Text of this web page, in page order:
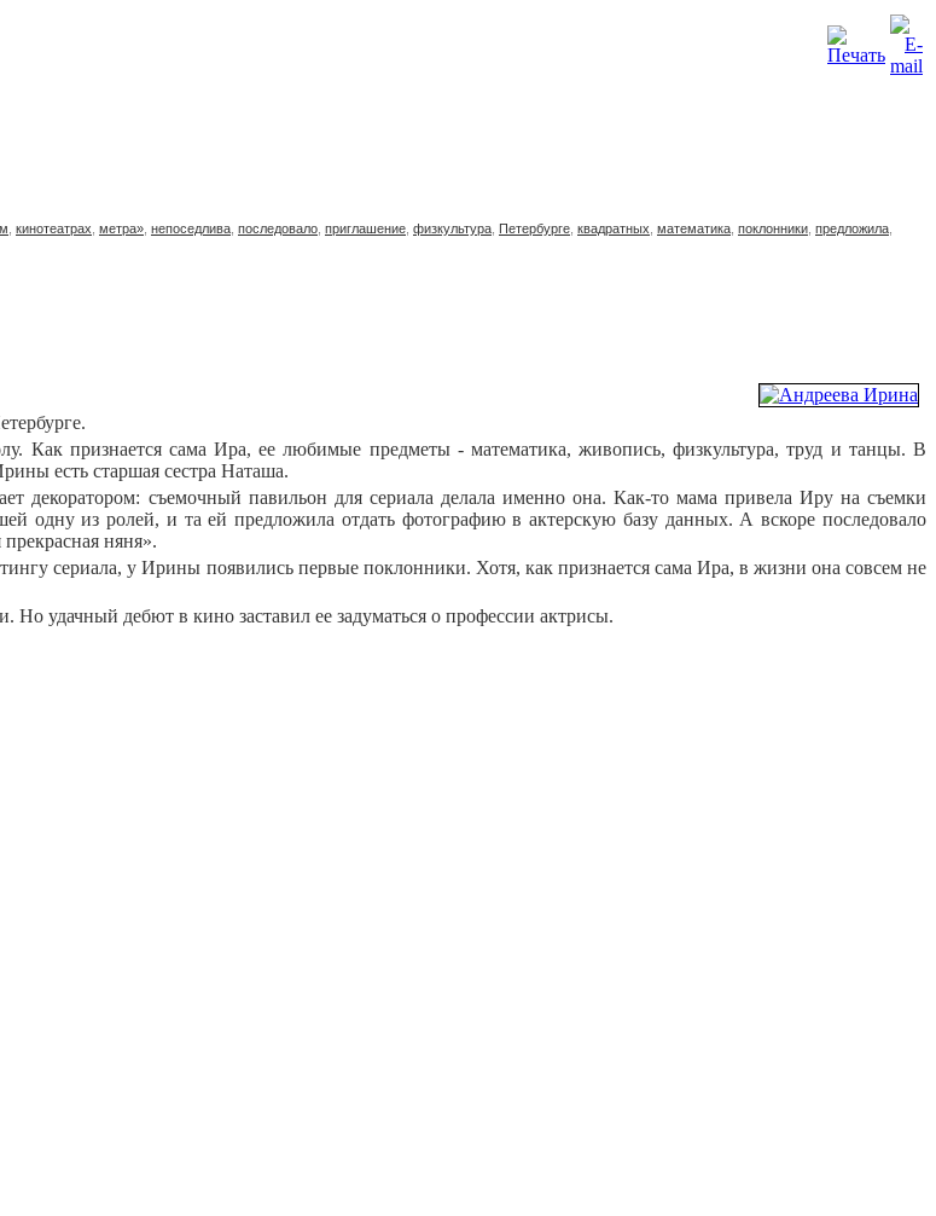
кинотеатрах метра» непоседлива последовало приглашение физкультура Петербурге квадратных математика поклонники предложила
Как признается сама Ира, ее любимые предметы - математика, живопись, физкультура, труд и танцы. В
есть старшая сестра Наташа.
декоратором: съемочный павильон для сериала делала именно она. Как-то мама привела Иру на съемки
одну из ролей, и та ей предложила отдать фотографию в актерскую базу данных. А вскоре последовало
няня».
сериала, у Ирины появились первые поклонники. Хотя, как признается сама Ира, в жизни она совсем не
удачный дебют в кино заставил ее задуматься о профессии актрисы.